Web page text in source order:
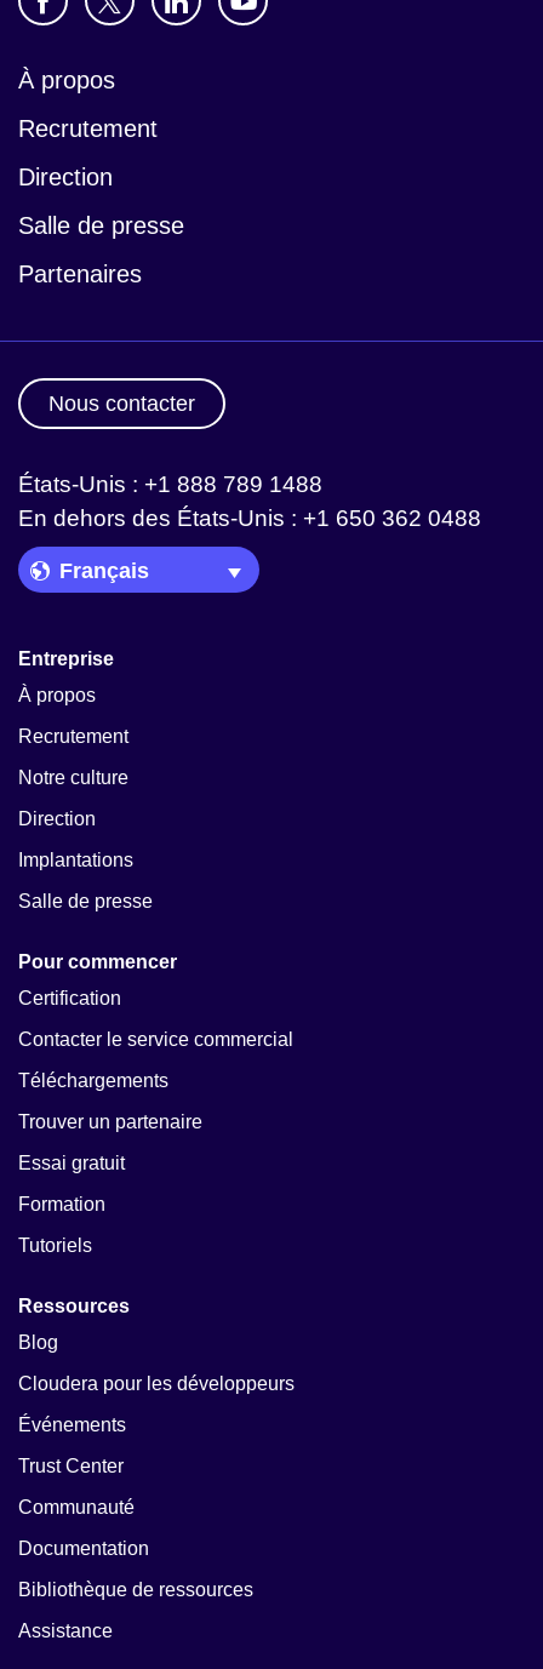
À propos
Recrutement
Direction
Salle de presse
Partenaires
Nous contacter
États-Unis : +1 888 789 1488
En dehors des États-Unis : +1 650 362 0488
Language Picker
Entreprise
À propos
Recrutement
Notre culture
Direction
Implantations
Salle de presse
Pour commencer
Certification
Contacter le service commercial
Téléchargements
Trouver un partenaire
Essai gratuit
Formation
Tutoriels
Ressources
Blog
Cloudera pour les développeurs
Événements
Trust Center
Communauté
Documentation
Bibliothèque de ressources
Assistance